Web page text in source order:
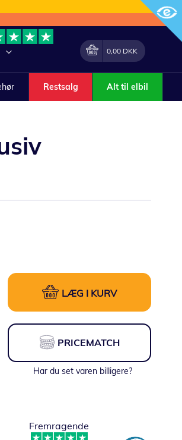
Lave
Min indkøbskurv
0,00 DKK
Restsalg Alt til elbil
LÆG I KURV
PRICEMATCH
Har du set varen billigere?
Fremragende